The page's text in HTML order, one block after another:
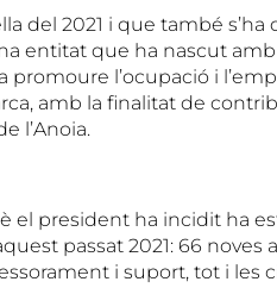
del 2021 i que també s’ha
entitat que ha nascut
promoure l’ocupació i
amb la finalitat de
l’Anoia.
el president ha incidit ha
passat 2021: 66 noves
i suport, tot i les